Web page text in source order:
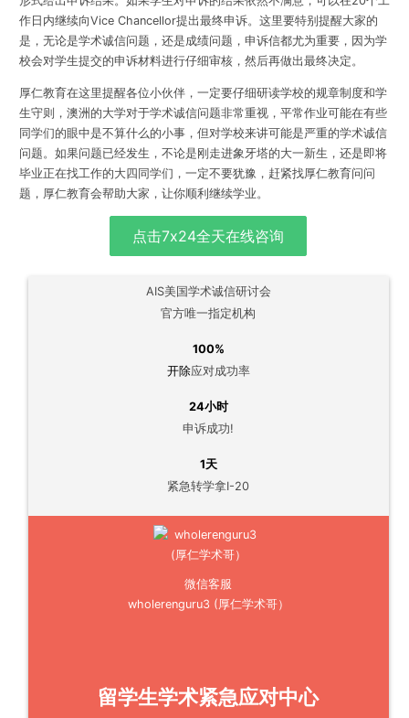
作日内继续向Vice Chancellor提出最终申诉。这里要特别提醒大家的
是，无论是学术诚信问题，还是成绩问题， 申诉信都尤为重要，因为学
校会对学生提交的申诉材料进行仔细审核，然后再做出最终决定。
厚仁教育在这里提醒各位小伙伴，一定要仔细研读学校的规章制度和学
生守则，澳洲的大学对于学术诚信问题非常重视，平常作业可能在有些
同学们的眼中是不算什么的小事，但对学校来讲可能是严重的学术诚信
问题。如果问题已经发生，不论是刚走进象牙塔的大一新生，还是即将
毕业正在找工作的大四同学们，一定不要犹豫， 赶紧找厚仁教育问问
题 ，厚仁教育会帮助大家，让你顺利继续学业。
点击7x24全天在线咨询
AIS美国学术诚信研讨会
官方唯一指定机构
100%
开除应对成功率
24小时
申诉成功!
1天
紧急转学拿I-20
微信客服
wholerenguru3 (厚仁学术哥）
留学生学术紧急应对中心